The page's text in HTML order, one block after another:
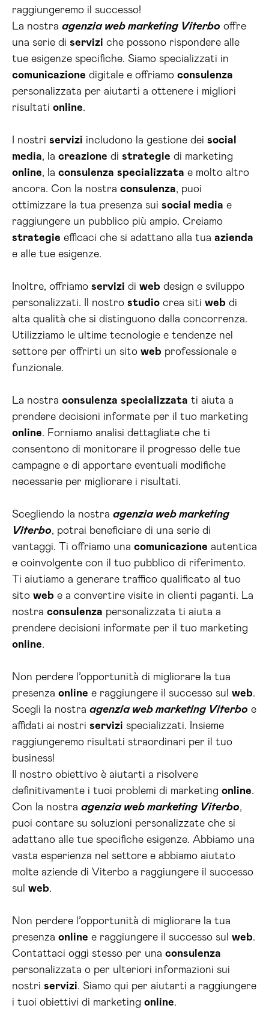
raggiungeremo il successo!
La nostra agenzia web marketing Viterbo offre
una serie di servizi che possono rispondere alle
tue esigenze specifiche. Siamo specializzati in
comunicazione digitale e offriamo consulenza
personalizzata per aiutarti a ottenere i migliori
risultati online.
I nostri servizi includono la gestione dei social
media, la creazione di strategie di marketing
online, la consulenza specializzata e molto altro
ancora. Con la nostra consulenza, puoi
ottimizzare la tua presenza sui social media e
raggiungere un pubblico più ampio. Creiamo
strategie efficaci che si adattano alla tua azienda
e alle tue esigenze.
Inoltre, offriamo servizi di web design e sviluppo
personalizzati. Il nostro studio crea siti web di
alta qualità che si distinguono dalla concorrenza.
Utilizziamo le ultime tecnologie e tendenze nel
settore per offrirti un sito web professionale e
funzionale.
La nostra consulenza specializzata ti aiuta a
prendere decisioni informate per il tuo marketing
online. Forniamo analisi dettagliate che ti
consentono di monitorare il progresso delle tue
campagne e di apportare eventuali modifiche
necessarie per migliorare i risultati.
Scegliendo la nostra agenzia web marketing
Viterbo, potrai beneficiare di una serie di
vantaggi. Ti offriamo una comunicazione autentica
e coinvolgente con il tuo pubblico di riferimento.
Ti aiutiamo a generare traffico qualificato al tuo
sito web e a convertire visite in clienti paganti. La
nostra consulenza personalizzata ti aiuta a
prendere decisioni informate per il tuo marketing
online.
Non perdere l’opportunità di migliorare la tua
presenza online e raggiungere il successo sul web.
Scegli la nostra agenzia web marketing Viterbo e
affidati ai nostri servizi specializzati. Insieme
raggiungeremo risultati straordinari per il tuo
business!
Il nostro obiettivo è aiutarti a risolvere
definitivamente i tuoi problemi di marketing online.
Con la nostra agenzia web marketing Viterbo,
puoi contare su soluzioni personalizzate che si
adattano alle tue specifiche esigenze. Abbiamo una
vasta esperienza nel settore e abbiamo aiutato
molte aziende di Viterbo a raggiungere il successo
sul web.
Non perdere l’opportunità di migliorare la tua
presenza online e raggiungere il successo sul web.
Contattaci oggi stesso per una consulenza
personalizzata o per ulteriori informazioni sui
nostri servizi. Siamo qui per aiutarti a raggiungere
i tuoi obiettivi di marketing online.